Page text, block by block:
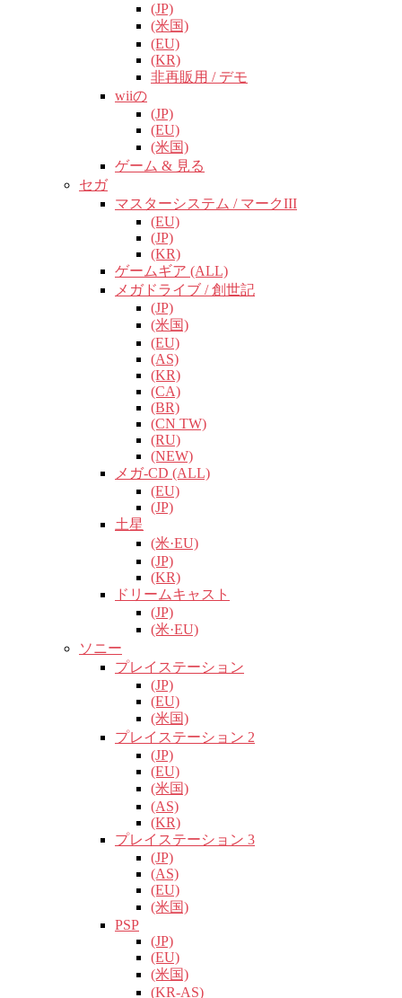
(JP)
(米国)
(EU)
(KR)
非再販用 / デモ
wiiの
(JP)
(EU)
(米国)
ゲーム & 見る
セガ
マスターシステム / マークIII
(EU)
(JP)
(KR)
ゲームギア (ALL)
メガドライブ / 創世記
(JP)
(米国)
(EU)
(AS)
(KR)
(CA)
(BR)
(CN TW)
(RU)
(NEW)
メガ-CD (ALL)
(EU)
(JP)
土星
(米·EU)
(JP)
(KR)
ドリームキャスト
(JP)
(米·EU)
ソニー
プレイステーション
(JP)
(EU)
(米国)
プレイステーション 2
(JP)
(EU)
(米国)
(AS)
(KR)
プレイステーション 3
(JP)
(AS)
(EU)
(米国)
PSP
(JP)
(EU)
(米国)
(KR-AS)